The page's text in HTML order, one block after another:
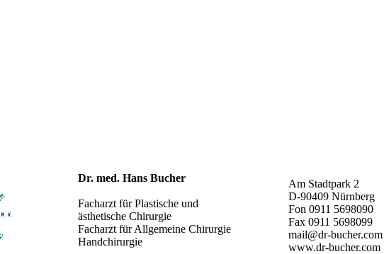
Dr. med. Hans Bucher
Facharzt für Plastische und
ästhetische Chirurgie
Facharzt für Allgemeine Chirurgie
Handchirurgie
Am Stadtpark 2
D-90409 Nürnberg
Fon 0911 5698090
Fax 0911 5698099
mail@dr-bucher.com
www.dr-bucher.com